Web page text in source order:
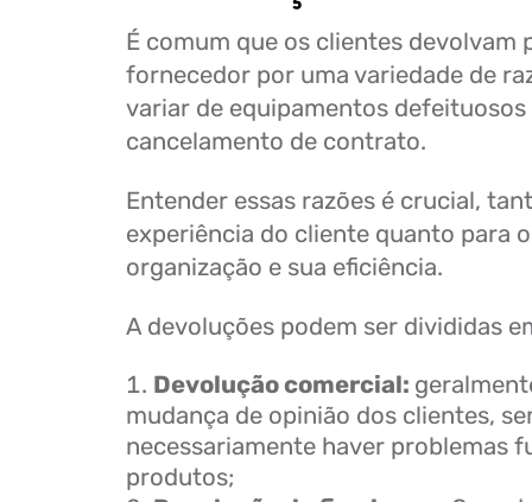
É comum que os clientes devolvam
fornecedor por uma variedade de
variar de equipamentos defeituosos
cancelamento de contrato.
Entender essas razões é crucial,
experiência do cliente quanto para
organização e sua eficiência.
A devoluções podem ser divididas
Devolução comercial:
mudança de opinião dos clientes,
necessariamente haver problemas
produtos;